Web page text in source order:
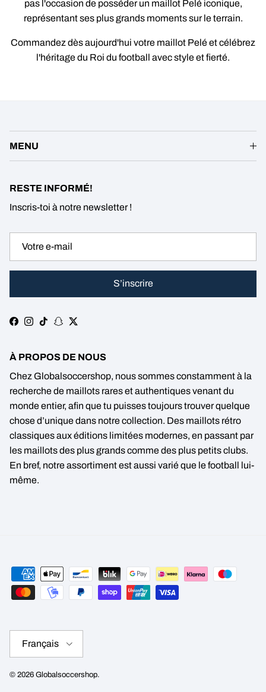
pas l'occasion de posséder un maillot Pelé iconique,
représentant ses plus grands moments sur le terrain.
Commandez dès aujourd'hui votre maillot Pelé et célébrez
l'héritage du Roi du football avec style et fierté.
MENU
RESTE INFORMÉ!
Inscris-toi à notre newsletter !
S’inscrire
Facebook
Instagram
TikTokSnapchat
Twitter
À PROPOS DE NOUS
Chez Globalsoccershop, nous sommes constamment à la
recherche de maillots rares et authentiques venant du
monde entier, afin que tu puisses toujours trouver quelque
chose d’unique dans notre collection. Des maillots rétro
classiques aux éditions limitées modernes, en passant par
les maillots des plus grands comme des plus petits clubs.
En bref, notre assortiment est aussi varié que le football lui-
même.
Français
© 2026 Globalsoccershop.